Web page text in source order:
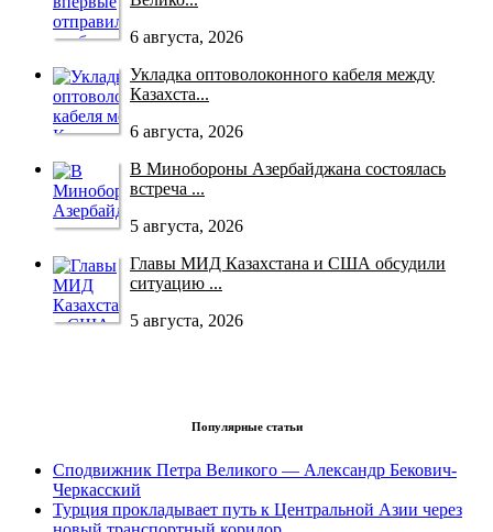
6 августа, 2026
Укладка оптоволоконного кабеля между
Казахста...
6 августа, 2026
В Минобороны Азербайджана состоялась
встреча ...
5 августа, 2026
Главы МИД Казахстана и США обсудили
ситуацию ...
5 августа, 2026
Популярные статьи
Сподвижник Петра Великого — Александр Бекович-
Черкасский
Турция прокладывает путь к Центральной Азии через